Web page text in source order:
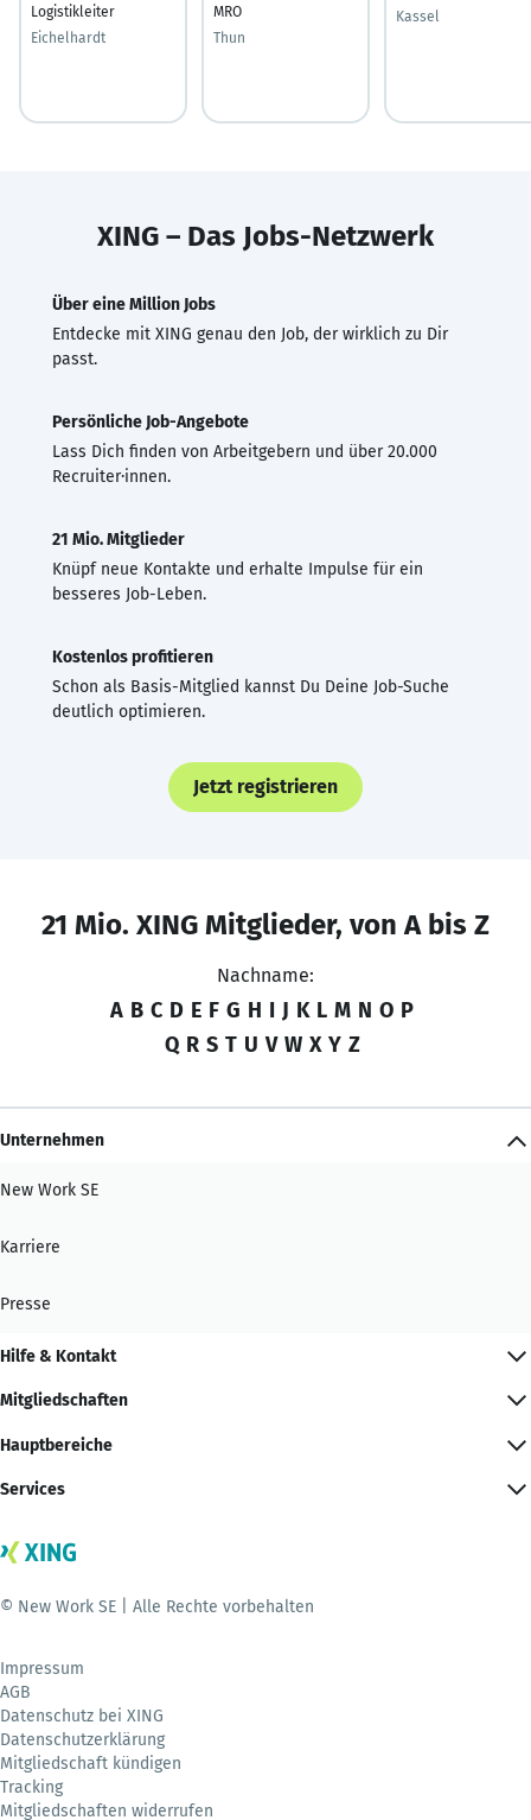
Logistikleiter
Eichelhardt
MRO
Thun
Kassel
XING – Das Jobs-Netzwerk
Über eine Million Jobs
Entdecke mit XING genau den Job, der wirklich zu Dir
passt.
Persönliche Job-Angebote
Lass Dich finden von Arbeitgebern und über 20.000
Recruiter·innen.
21 Mio. Mitglieder
Knüpf neue Kontakte und erhalte Impulse für ein
besseres Job-Leben.
Kostenlos profitieren
Schon als Basis-Mitglied kannst Du Deine Job-Suche
deutlich optimieren.
Jetzt registrieren
21 Mio. XING Mitglieder, von A bis Z
Nachname:
A B C D E F G H I J K L M N O P
Q R S T U V W X Y Z
Unternehmen
New Work SE
Karriere
Presse
Hilfe & Kontakt
Mitgliedschaften
Hauptbereiche
Services
© New Work SE | Alle Rechte vorbehalten
Impressum
AGB
Datenschutz bei XING
Datenschutzerklärung
Mitgliedschaft kündigen
Tracking
Mitgliedschaften widerrufen